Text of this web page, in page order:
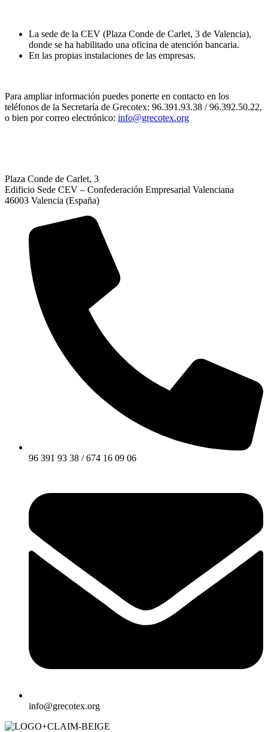
La sede de la CEV (Plaza Conde de Carlet, 3 de Valencia),
donde se ha habilitado una oficina de atención bancaria.
En las propias instalaciones de las empresas.
Para ampliar información puedes ponerte en contacto en los
teléfonos de la Secretaría de Grecotex: 96.391.93.38 / 96.392.50.22,
o bien por correo electrónico: info@grecotex.org
Plaza Conde de Carlet, 3
Edificio Sede CEV – Confederación Empresarial Valenciana
46003 Valencia (España)
96 391 93 38 / 674 16 09 06
info@grecotex.org